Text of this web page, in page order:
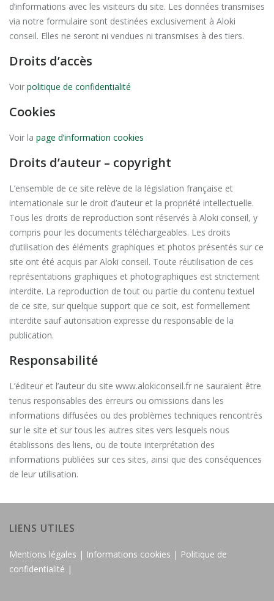
d’informations avec les visiteurs du site. Les données transmises
via notre formulaire sont destinées exclusivement à Aloki
conseil. Elles ne seront ni vendues ni transmises à des tiers.
Droits d’accès
Voir politique de confidentialité
Cookies
Voir la page d’information cookies
Droits d’auteur – copyright
L’ensemble de ce site relève de la législation française et
internationale sur le droit d’auteur et la propriété intellectuelle.
Tous les droits de reproduction sont réservés à Aloki conseil, y
compris pour les documents téléchargeables. Les droits
d’utilisation des éléments graphiques et photos présentés sur ce
site ont été acquis par Aloki conseil. Toute réutilisation de ces
représentations graphiques et photographiques est strictement
interdite. La reproduction de tout ou partie du contenu textuel
de ce site, sur quelque support que ce soit, est formellement
interdite sauf autorisation expresse du responsable de la
publication.
Responsabilité
L’éditeur et l’auteur du site www.alokiconseil.fr ne sauraient être
tenus responsables des erreurs ou omissions dans les
informations diffusées ou des problèmes techniques rencontrés
sur le site et sur tous les autres sites vers lesquels nous
établissons des liens, ou de toute interprétation des
informations publiées sur ces sites, ainsi que des conséquences
de leur utilisation.
LIENS UTILES
Mentions légales | Informations cookies | Politique de
confidentialité |